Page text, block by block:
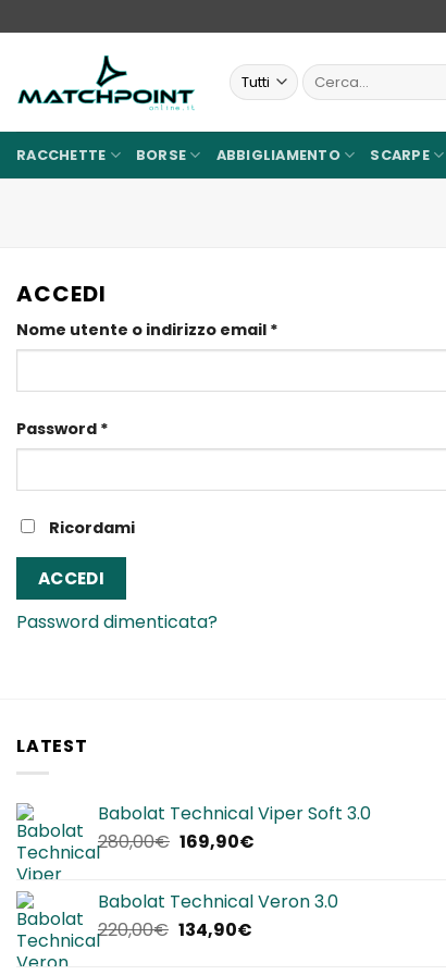
ai
Cerca:
RACCHETTE BORSE ABBIGLIAMENTO SCARPE
ACCEDI
Nome utente o indirizzo email *
Password *
Ricordami
ACCEDI
Password dimenticata?
LATEST
Babolat Technical Viper Soft 3.0
280,00€ Il
era:
280,00€.
169,90€Il
è:
Babolat Technical Veron 3.0
220,00€ Il
134,90€Il